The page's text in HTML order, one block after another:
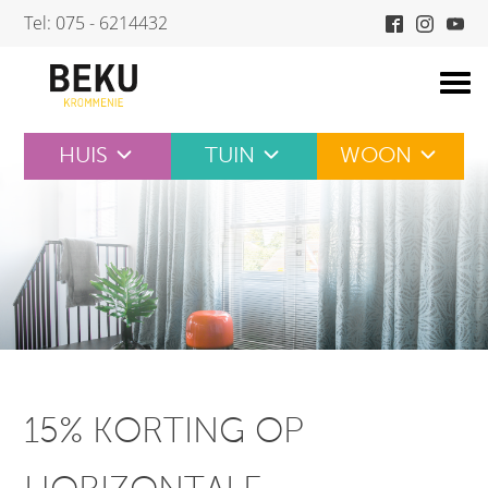
Skip
content
Tel: 075 - 6214432
HUIS TUIN WOON
15% KORTING OP